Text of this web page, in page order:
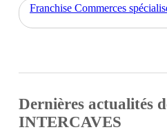
Franchise Commerces
Dernières actualités
INTERCAVES